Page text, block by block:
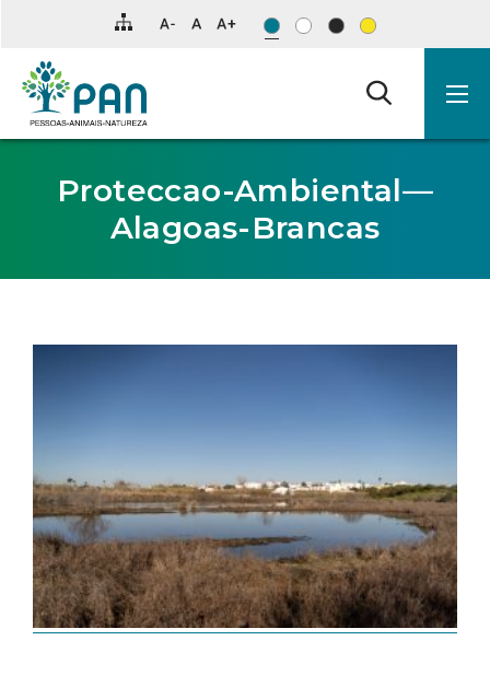
para
conteúdo
principal
da
Proteccao-Ambiental—
Alagoas-Brancas